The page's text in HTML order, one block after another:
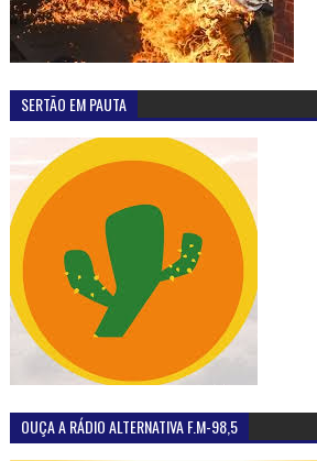
SERTÃO EM PAUTA
OUÇA A RÁDIO ALTERNATIVA F.M-98,5